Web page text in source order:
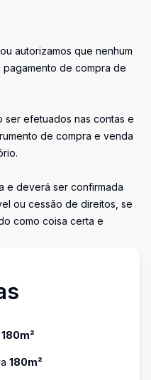
autorizamos que nenhum
de compra de
efetuados nas contas e
de compra e venda
e deverá ser confirmada
ou cessão de direitos, se
como coisa certa e
180m²
180m²